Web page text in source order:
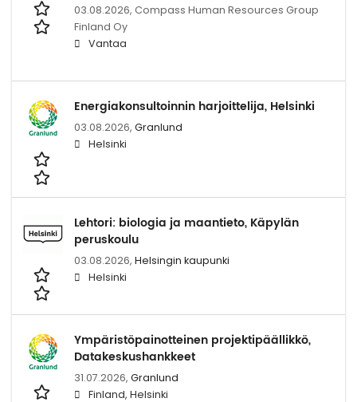
03.08.2026, Compass Human Resources Group
Finland Oy
Vantaa
Energiakonsultoinnin harjoittelija, Helsinki
03.08.2026, Granlund
Helsinki
Lehtori: biologia ja maantieto, Käpylän
peruskoulu
03.08.2026, Helsingin kaupunki
Helsinki
Ympäristöpainotteinen projektipäällikkö,
Datakeskushankkeet
31.07.2026, Granlund
Finland, Helsinki